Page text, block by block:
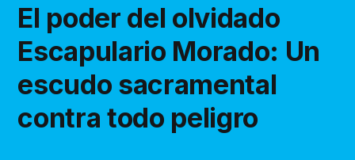
El poder del olvidado
Escapulario Morado: Un
escudo sacramental
contra todo peligro